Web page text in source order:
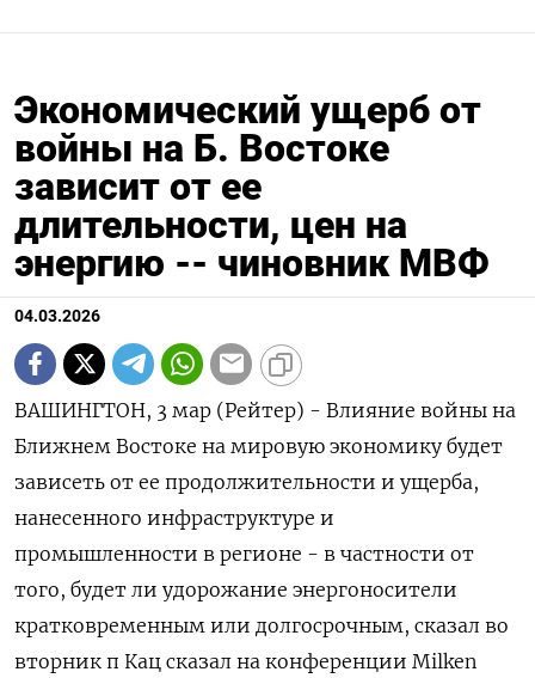
Экономический ущерб от
войны на Б. Востоке
зависит от ее
длительности, цен на
энергию -- чиновник МВФ
04.03.2026
ВАШИНГТОН, 3 мар (Рейтер) - Влияние войны на
Ближнем Востоке на ‌мировую экономику будет
зависеть от ее продолжительности и ущерба, ​
нанесенного ​инфраструктуре и
промышленности ​в регионе - ⁠в ‌частности от
того, ‌будет ли удорожание энергоносители
кратковременным или ​долгосрочным, сказал во
‌вторник п Кац сказал ​на конференции Milken